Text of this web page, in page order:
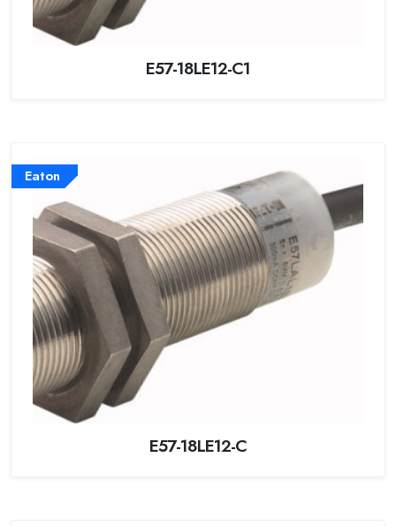
E57-18LE12-C1
Eaton
E57-18LE12-C